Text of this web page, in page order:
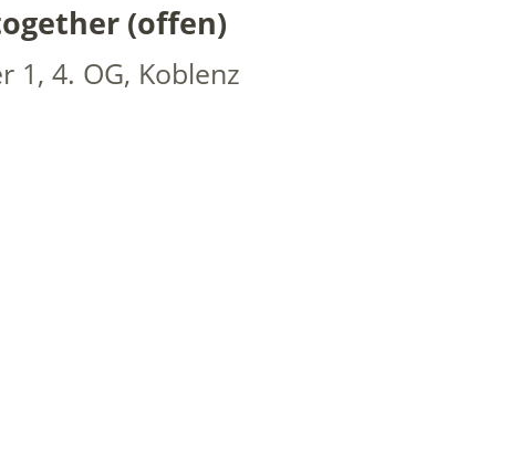
(offen)
1, 4. OG, Koblenz